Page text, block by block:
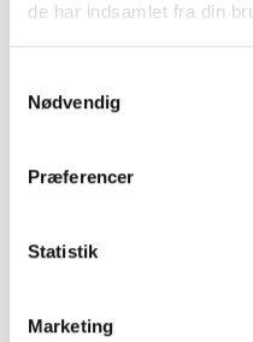
de har indsamlet fra din
Nødvendig
Præferencer
Statistik
Marketing